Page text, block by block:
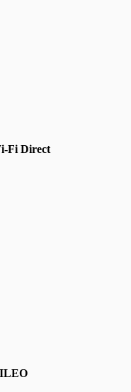
Fi Direct